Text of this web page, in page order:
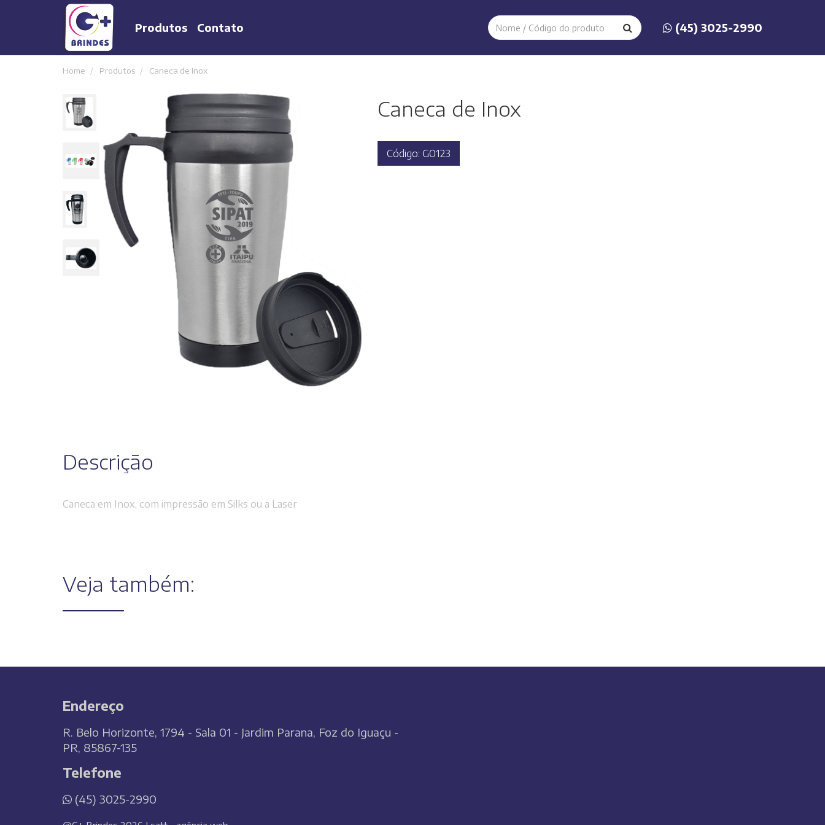
Produtos Contato (45) 3025-2990
Home Produtos Caneca de Inox
Caneca de Inox
Código: G0123
Descrição
Caneca em Inox, com impressão em Silks ou a Laser
Veja também:
Endereço
R. Belo Horizonte, 1794 - Sala 01 - Jardim Parana, Foz do Iguaçu -
PR, 85867-135
Telefone
(45) 3025-2990